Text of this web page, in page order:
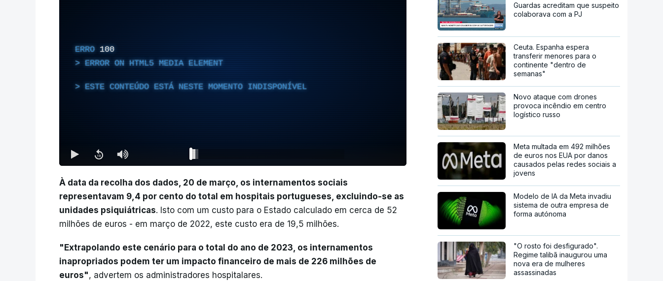
ERRO 100
ERROR ON HTML5 MEDIA ELEMENT
ESTE CONTEÚDO ESTÁ NESTE MOMENTO INDISPONÍVEL
À data da recolha dos dados, 20 de março, os internamentos sociais
representavam 9,4 por cento do total em hospitais portugueses, excluindo-se as
unidades psiquiátricas. Isto com um custo para o Estado calculado em cerca de 52
milhões de euros - em março de 2022, este custo era de 19,5 milhões.
"Extrapolando este cenário para o total do ano de 2023, os internamentos
inapropriados podem ter um impacto financeiro de mais de 226 milhões de
euros", advertem os administradores hospitalares.
Guardas acreditam que suspeito
colaborava com a PJ
Ceuta. Espanha espera
transferir menores para o
continente "dentro de
semanas"
Novo ataque com drones
provoca incêndio em centro
logístico russo
Meta multada em 492 milhões
de euros nos EUA por danos
causados pelas redes sociais a
jovens
Modelo de IA da Meta invadiu
sistema de outra empresa de
forma autónoma
"O rosto foi desfigurado".
Regime talibã inaugurou uma
nova era de mulheres
assassinadas